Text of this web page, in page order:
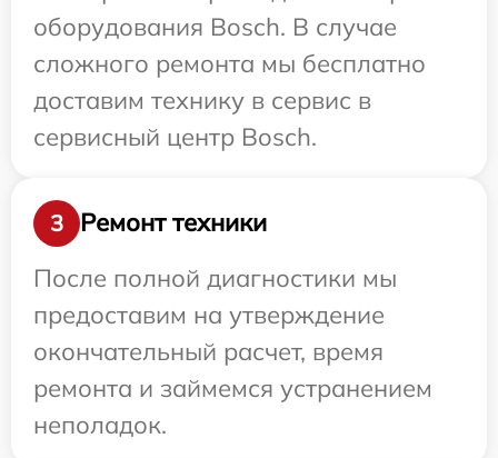
оборудования Bosch. В случае
сложного ремонта мы бесплатно
доставим технику в сервис в
сервисный центр Bosch.
3
Ремонт техники
После полной диагностики мы
предоставим на утверждение
окончательный расчет, время
ремонта и займемся устранением
неполадок.